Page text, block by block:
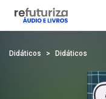
Didáticos Didáticos